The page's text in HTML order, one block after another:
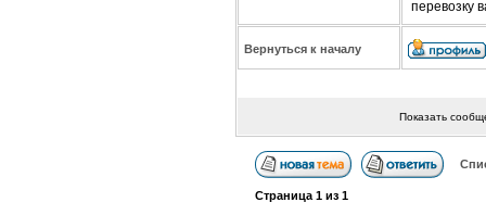
перевозку
Вернуться к началу
Показать
Страница 1из 1